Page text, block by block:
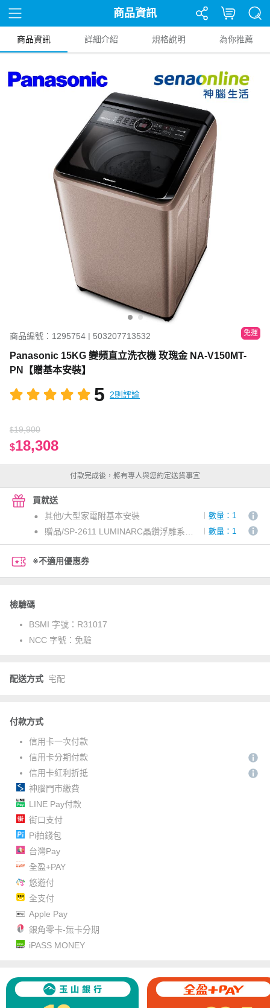
商品資訊
商品資訊 詳細介紹 規格說明 為你推薦
商品編號：1295754 | 503207713532 免運
Panasonic 15KG 變頻直立洗衣機 玫瑰金 NA-V150MT-
PN【贈基本安裝】
5 2則評論
$19,900
$18,308
付款完成後，將有專人與您約定送貨事宜
買就送
其他/大型家電附基本安裝
數量：1
數量：1
※不適用優惠券
檢驗碼
BSMI 字號： R31017
NCC 字號： 免驗
配送方式 宅配
付款方式
信用卡一次付款
信用卡分期付款
信用卡紅利折抵
神腦門市繳費
LINE Pay付款
街口支付
Pi拍錢包
台灣Pay
全盈+PAY
悠遊付
全支付
Apple Pay
銀角零卡-無卡分期
iPASS MONEY